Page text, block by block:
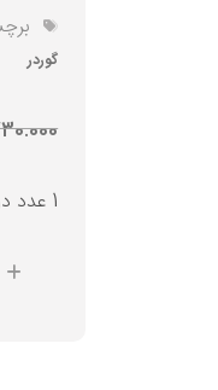
گوردر
قیمت
قیمت
1 عدد در انبار
دنیای